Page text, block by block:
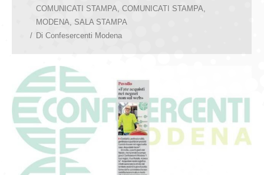
COMUNICATI STAMPA COMUNICATI STAMPA
MODENA SALA STAMPA
Di Confesercenti Modena